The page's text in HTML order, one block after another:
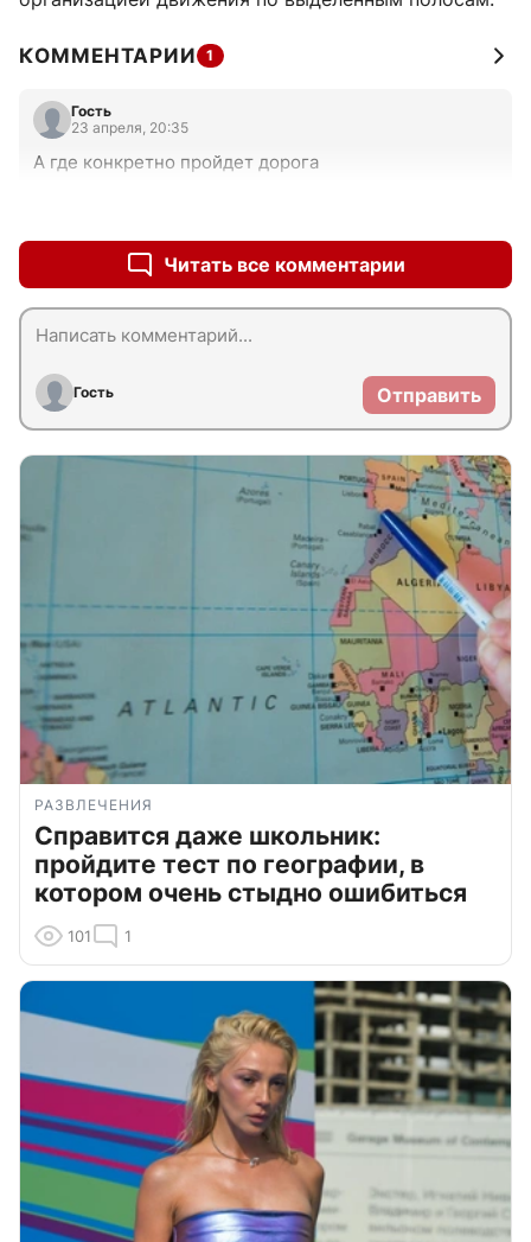
КОММЕНТАРИИ 1
Гость
23 апреля, 20:35
А где конкретно пройдет дорога
Читать все комментарии
Гость Отправить
РАЗВЛЕЧЕНИЯ
Справится даже школьник:
пройдите тест по географии, в
котором очень стыдно ошибиться
101 1